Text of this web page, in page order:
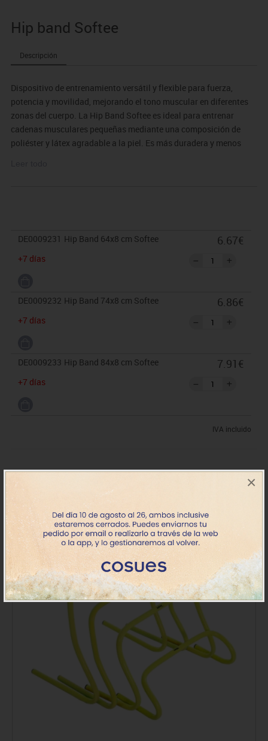
×
Hip band Softee
Descripción
Dispositivo de entrenamiento versátil y flexible para fuerza,
potencia y movilidad, mejorando el tono muscular en diferentes
zonas del cuerpo. La Hip Band Softee es ideal para entrenar
cadenas musculares pequeñas mediante una composición de
poliéster y látex agradable a la piel. Es más duradera y menos
DE0009231 Hip Band 64x8 cm Softee
+7 días
6.67€
DE0009232 Hip Band 74x8 cm Softee
+7 días
6.86€
DE0009233 Hip Band 84x8 cm Softee
+7 días
7.91€
IVA incluido